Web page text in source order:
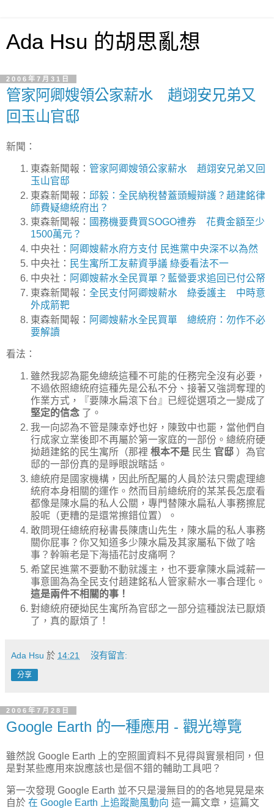
Ada Hsu 的胡思亂想
2006年7月31日
管家阿卿嫂領公家薪水 趙翊安兄弟又
回玉山官邸
新聞：
東森新聞報： 管家阿卿嫂領公家薪水 趙翊安兄弟又回
玉山官邸
東森新聞報： 邱毅：全民納稅替蓋頭鰻辯護？趙建銘律
師費疑總統府出？
東森新聞報： 國務機要費買SOGO禮券 花費金額至少
1500萬元？
中央社： 阿卿嫂薪水府方支付 民進黨中央深不以為然
中央社： 民生寓所工友薪資爭議 綠委看法不一
中央社： 阿卿嫂薪水全民買單？藍營要求追回已付公帑
東森新聞報： 全民支付阿卿嫂薪水 綠委護主 中時意
外成箭靶
東森新聞報： 阿卿嫂薪水全民買單 總統府：勿作不必
要解讀
看法：
雖然我認為罷免總統這種不可能的任務完全沒有必要，
不過依照總統府這種先是公私不分、接著又強詞奪理的
作業方式，『要陳水扁滾下台』已經從選項之一變成了
堅定的信念 了。
我一向認為不管是陳幸妤也好，陳致中也罷，當他們自
行成家立業後即不再屬於第一家庭的一部份。總統府硬
拗趙建銘的民生寓所（那裡 根本不是 民生 官邸 ）為官
邸的一部份真的是睜眼說瞎話。
總統府是國家機構，因此所配屬的人員於法只需處理總
統府本身相關的運作。然而目前總統府的某某長怎麼看
都像是陳水扁的私人公關，專門替陳水扁私人事務擦屁
股呢（更糟的是還常擦錯位置）。
敢問現任總統府秘書長陳唐山先生，陳水扁的私人事務
關你屁事？你又知道多少陳水扁及其家屬私下做了啥
事？幹嘛老是下海插花討皮痛啊？
希望民進黨不要動不動就護主，也不要拿陳水扁減薪一
事意圖為為全民支付趙建銘私人管家薪水一事合理化。
這是兩件不相關的事！
對總統府硬拗民生寓所為官邸之一部分這種說法已厭煩
了，真的厭煩了！
Ada Hsu 於 14:21 沒有留言:
分享
2006年7月28日
Google Earth 的一種應用 - 觀光導覽
雖然說 Google Earth 上的空照圖資料不見得與實景相同，但
是對某些應用來說應該也是個不錯的輔助工具吧？
第一次發現 Google Earth 並不只是漫無目的的各地晃晃是來
自於 在 Google Earth 上追蹤颱風動向 這一篇文章，這篇文